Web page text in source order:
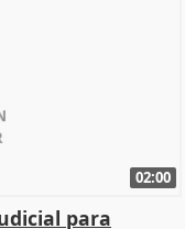
02:00
para